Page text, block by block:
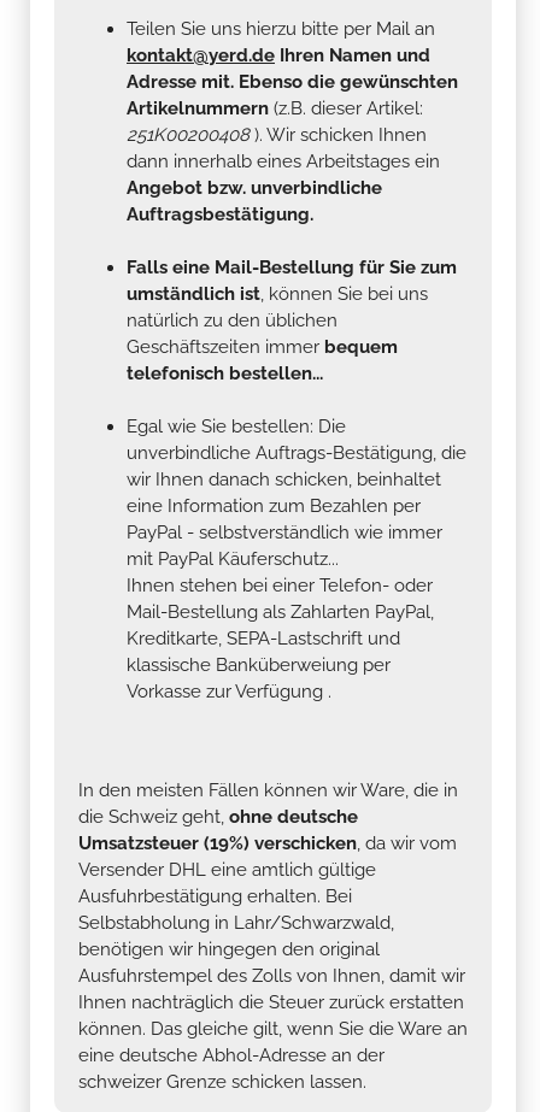
Teilen Sie uns hierzu bitte per Mail an
kontakt@yerd.de Ihren Namen und
Adresse mit. Ebenso die gewünschten
Artikelnummern (z.B. dieser Artikel:
251K00200408). Wir schicken Ihnen
dann innerhalb eines Arbeitstages ein
Angebot bzw. unverbindliche
Auftragsbestätigung.
Falls eine Mail-Bestellung für Sie zum
umständlich ist, können Sie bei uns
natürlich zu den üblichen
Geschäftszeiten immer bequem
telefonisch bestellen...
Egal wie Sie bestellen: Die
unverbindliche Auftrags-Bestätigung, die
wir Ihnen danach schicken, beinhaltet
eine Information zum Bezahlen per
PayPal - selbstverständlich wie immer
mit PayPal Käuferschutz...
Ihnen stehen bei einer Telefon- oder
Mail-Bestellung als Zahlarten PayPal,
Kreditkarte, SEPA-Lastschrift und
klassische Banküberweiung per
Vorkasse zur Verfügung .
In den meisten Fällen können wir Ware, die in
die Schweiz geht, ohne deutsche
Umsatzsteuer (19%) verschicken, da wir vom
Versender DHL eine amtlich gültige
Ausfuhrbestätigung erhalten. Bei
Selbstabholung in Lahr/Schwarzwald,
benötigen wir hingegen den original
Ausfuhrstempel des Zolls von Ihnen, damit wir
Ihnen nachträglich die Steuer zurück erstatten
können. Das gleiche gilt, wenn Sie die Ware an
eine deutsche Abhol-Adresse an der
schweizer Grenze schicken lassen.